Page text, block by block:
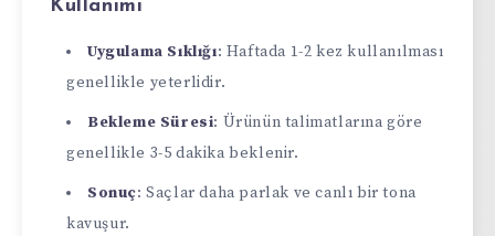
Kullanımı
Uygulama Sıklığı: Haftada 1-2 kez kullanılması
genellikle yeterlidir.
Bekleme Süresi: Ürünün talimatlarına göre
genellikle 3-5 dakika beklenir.
Sonuç: Saçlar daha parlak ve canlı bir tona
kavuşur.